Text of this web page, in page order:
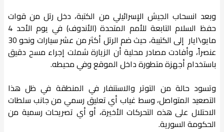
وبعد انسحاب الجيش الإسرائيلي من الكتبة، دخل رتل من قوات
حفظ السلام التابعة للأمم المتحدة (الأندوف) في يوم الأحد 4
مايو\ايار إلى الكتيبة، حيث ضم الرتل أكثر من عشر سيارات ونحو 30
عنصراً، وأفادت مصادر محلية أن الزيارة شملت إجراء مسح دقيق
باستخدام أجهزة متطورة داخل الموقع وفي محيطه.
وتسود حالة من التوتر والاستنفار في المنطقة في ظل هذا
التصعيد المتواصل، وسط غياب أي تعليق رسمي من جانب سلطات
الاحتلال على هذه التحركات الأخيرة، أو أي تصريحات رسمية من
الحكومة السورية.